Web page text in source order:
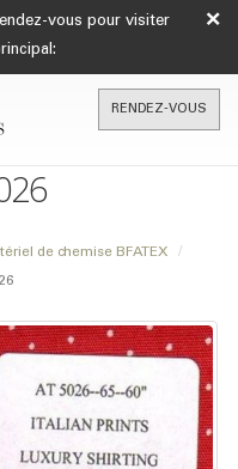
vous pour visiter
×
RENDEZ-VOUS
de chemise BFATEX